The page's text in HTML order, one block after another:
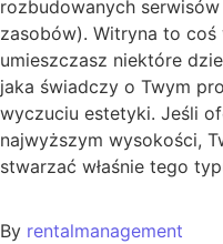
rozbudowanych
zasobów). Witryna to
umieszczasz niektóre
jaka świadczy o Twym
wyczuciu estetyki. Jeśli
najwyższym wysokości,
stwarzać właśnie tego
By rentalmanagement